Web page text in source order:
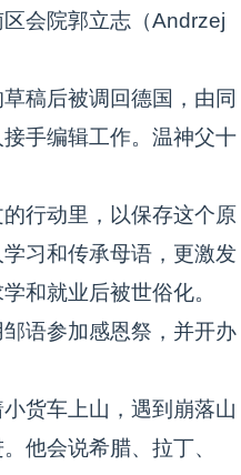
会院郭立志（Andrzej
稿后被调回德国，由同
手编辑工作。温神父十
行动里，以保存这个原
习和传承母语，更激发
和就业后被世俗化。
语参加感恩祭，并开办
货车上山，遇到崩落山
他会说希腊、拉丁、